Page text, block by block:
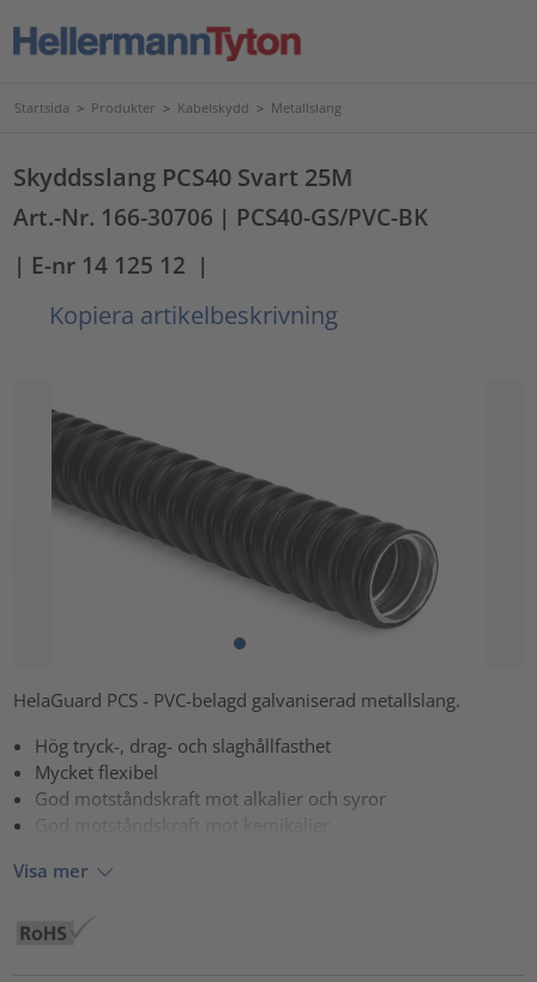
Startsida > Produkter > Kabelskydd > Metallslang
Skyddsslang PCS40 Svart 25M
Art.-Nr. 166-30706 | PCS40-GS/PVC-BK
| E-nr 14 125 12 |
Kopiera artikelbeskrivning
HelaGuard PCS - PVC-belagd galvaniserad metallslang.
Hög tryck-, drag- och slaghållfasthet
Mycket flexibel
God motståndskraft mot alkalier och syror
God motståndskraft mot kemikalier
Visa mer